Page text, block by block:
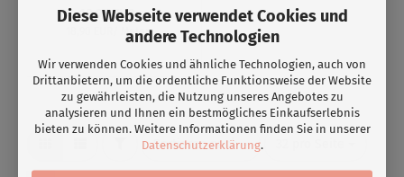
Diese Webseite verwendet Cookies und
andere Technologien
Wir verwenden Cookies und ähnliche Technologien, auch von
Drittanbietern, um die ordentliche Funktionsweise der Website
zu gewährleisten, die Nutzung unseres Angebotes zu
analysieren und Ihnen ein bestmögliches Einkaufserlebnis
bieten zu können. Weitere Informationen finden Sie in unserer
Datenschutzerklärung.
18,90 EUR
18,90 EUR/ Meter
Sortieren nach